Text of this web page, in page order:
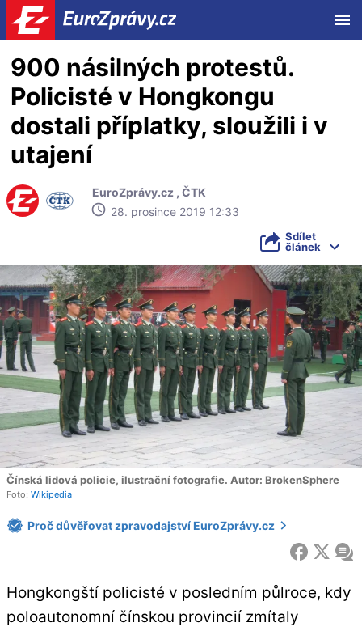
900 násilných protestů.
Policisté v Hongkongu
dostali příplatky, sloužili i v
utajení
EuroZprávy.cz , ČTK
28. prosince 2019 12:33
Sdílet
článek
Čínská lidová policie, ilustrační fotografie. Autor: BrokenSphere
Foto: Wikipedia
Proč důvěřovat zpravodajství EuroZprávy.cz
FACEBOOK
X
Hongkongští policisté v posledním půlroce, kdy
poloautonomní čínskou provincií zmítaly